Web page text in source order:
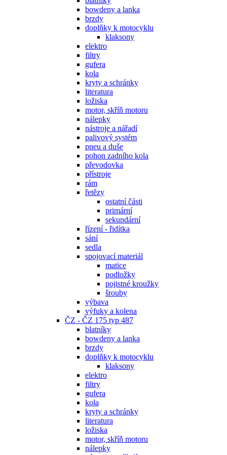
bowdeny a lanka
brzdy
doplňky k motocyklu
klaksony
elektro
filtry
gufera
kola
kryty a schránky
literatura
ložiska
motor, skříň motoru
nálepky
nástroje a nářadí
palivový systém
pneu a duše
pohon zadního kola
převodovka
přístroje
rám
řetězy
ostatní části
primární
sekundární
řízení - řidítka
sání
sedla
spojovací materiál
matice
podložky
pojistné kroužky
šrouby
výbava
výfuky a kolena
ČZ - ČZ 175 typ 487
blatníky
bowdeny a lanka
brzdy
doplňky k motocyklu
klaksony
elektro
filtry
gufera
kola
kryty a schránky
literatura
ložiska
motor, skříň motoru
nálepky